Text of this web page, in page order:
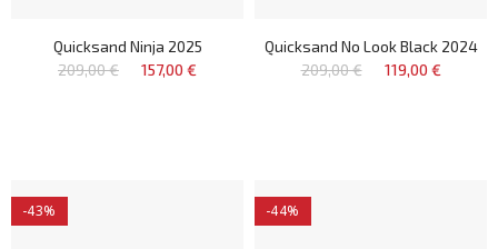
Quicksand Ninja 2025
209,00 €
157,00 €
Quicksand No Look Black 2024
209,00 €
119,00 €
-43% -44%